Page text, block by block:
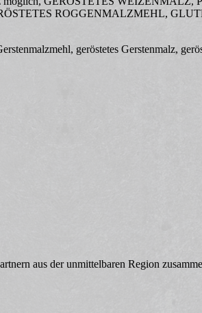
ROGGENMALZMEHL,
geröstetes Gerstenmalz,
aus der unmittelbaren Region